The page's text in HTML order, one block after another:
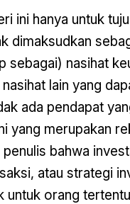
ini hanya untuk
dimaksudkan
sebagai) nasihat
lain yang
ada pendapat
yang merupakan
bahwa
atau strategi
orang